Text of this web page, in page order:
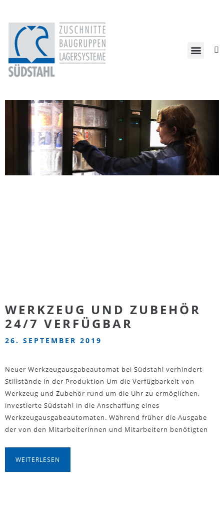
WERKZEUG UND ZUBEHÖR
24/7 VERFÜGBAR
26. SEPTEMBER 2019
Neuer Werkzeugausgabeautomat bei Südstahl verhindert
Stillstände in der Produktion Um die Verfügbarkeit von
Werkzeug und Zubehör rund um die Uhr zu ermöglichen,
investierte Südstahl in die Anschaffung eines
Werkzeugausgabeautomaten. Während früher die Ausgabe
der von den Mitarbeiterinnen und Mitarbeitern benötigten
WEITERLESEN